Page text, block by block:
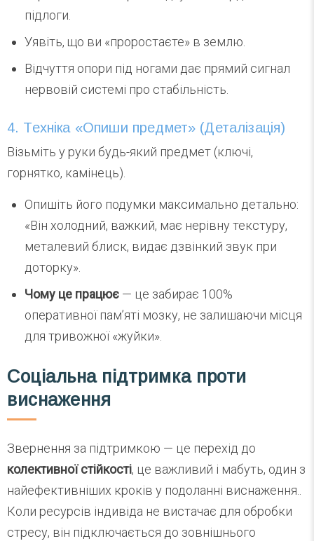
підлоги.
Уявіть, що ви «проростаєте» в землю.
Відчуття опори під ногами дає прямий сигнал
нервовій системі про стабільність.
4. Техніка «Опиши предмет» (Деталізація)
Візьміть у руки будь-який предмет (ключі,
горнятко, камінець).
Опишіть його подумки максимально детально:
«Він холодний, важкий, має нерівну текстуру,
металевий блиск, видає дзвінкий звук при
доторку».
Чому це працює — це забирає 100%
оперативної пам’яті мозку, не залишаючи місця
для тривожної «жуйки».
Соціальна підтримка проти
виснаження
Звернення за підтримкою — це перехід до
колективної стійкості, це важливий і мабуть, один з
найефективніших кроків у подоланні виснаження..
Коли ресурсів індивіда не вистачає для обробки
стресу, він підключається до зовнішнього